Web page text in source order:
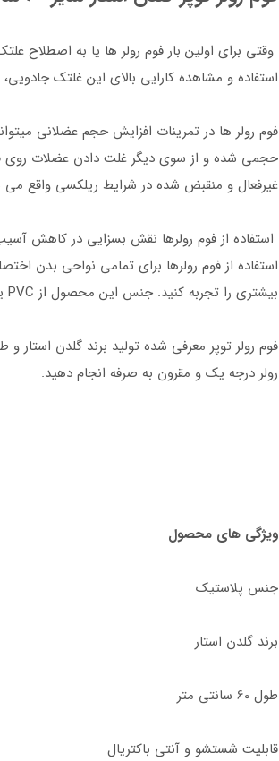
وقتی برای اولین بار فوم رولر ها یا به اصطلاح
استفاده و مشاهده کارایی بالای این غلتک
حجمی شده و از سوی دیگر غلت دادن عضلات روی
غیرفعال و منقبض شده در شرایط ریلکسی واقع
استفاده از فوم رولرها نقش بسزایی در کاهش
استفاده از فوم رولرها برای تمامی نواحی بدن
بیشتری را تجربه کنید. جنس این محصول از PVC یا پلی ‌وینیل کلراید بوده و دارای سایزهای مختلف از 30 تا 90 سانتی متر می باشد.
رولر درجه یک و مقرون به صرفه انجام دهید.
ویژگی های محصول
جنس پلاستیک
برند گلدن استار
طول 60 سانتی متر
قابلیت شستشو و آنتی باکتریال